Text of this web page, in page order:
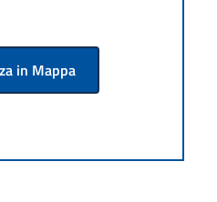
in Mappa